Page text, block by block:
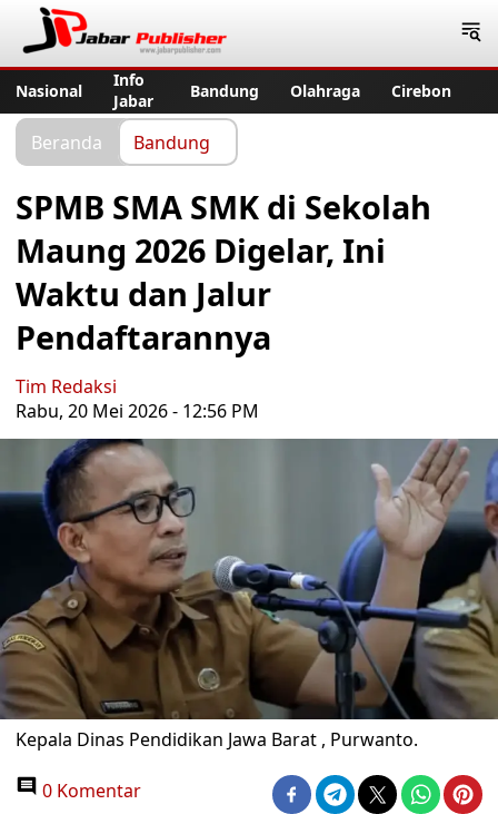
Nasional
Info
Jabar
Bandung Olahraga Cirebon
Beranda Bandung
SPMB SMA SMK di Sekolah
Maung 2026 Digelar, Ini
Waktu dan Jalur
Pendaftarannya
Tim Redaksi
Rabu, 20 Mei 2026 - 12:56 PM
Kepala Dinas Pendidikan Jawa Barat , Purwanto.
0 Komentar